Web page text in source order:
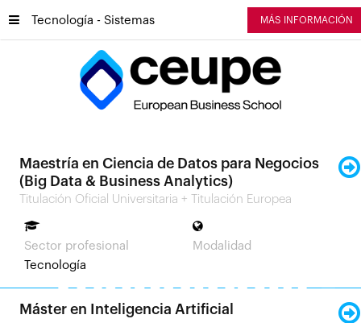
Tecnología - Sistemas MÁS INFORMACIÓN
Másters
Tecnología -
Maestría en Ciencia de Datos para Negocios
(Big Data & Business Analytics)
Titulación Oficial Universitaria + Titulación Europea
Sector profesional
Tecnología
Modalidad
Máster en Inteligencia Artificial